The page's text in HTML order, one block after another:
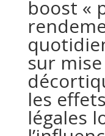
boost «
sur
les
légales